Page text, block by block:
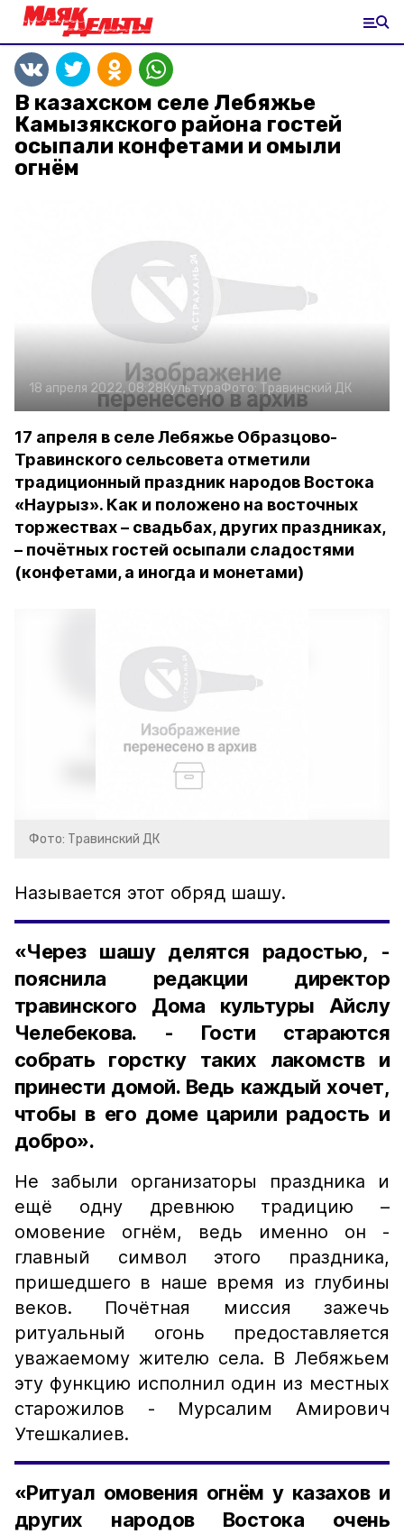
В казахском селе Лебяжье
Камызякского района гостей
осыпали конфетами и омыли
огнём
18 апреля 2022, 08:28КультураФото: Травинский ДК
17 апреля в селе Лебяжье Образцово-
Травинского сельсовета отметили
традиционный праздник народов Востока
«Наурыз». Как и положено на восточных
торжествах – свадьбах, других праздниках,
– почётных гостей осыпали сладостями
(конфетами, а иногда и монетами)
Фото: Травинский ДК
Называется этот обряд шашу.
«Через шашу делятся радостью, -
пояснила редакции директор
травинского Дома культуры Айслу
Челебекова. - Гости стараются
собрать горстку таких лакомств и
принести домой. Ведь каждый хочет,
чтобы в его доме царили радость и
добро».
Не забыли организаторы праздника и
ещё одну древнюю традицию –
омовение огнём, ведь именно он -
главный символ этого праздника,
пришедшего в наше время из глубины
веков. Почётная миссия зажечь
ритуальный огонь предоставляется
уважаемому жителю села. В Лебяжьем
эту функцию исполнил один из местных
старожилов - Мурсалим Амирович
Утешкалиев.
«Ритуал омовения огнём у казахов и
других народов Востока очень